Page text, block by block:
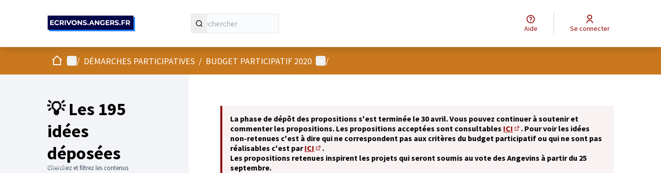
Aide Se connecter
AccueilMenu principal
/ DÉMARCHES PARTICIPATIVES / BUDGET PARTICIPATIF 2020 Menu utilisateur
/
💡 Les 195
idées
déposées
Cherchez et filtrez les contenus
La phase de dépôt des propositions s'est terminée le 30 avril. Vous pouvez continuer à soutenir et
commenter les propositions. Les propositions acceptées sont consultables ICI
(S'ouvre dans un nouvel onglet)
. Pour voir les idées
non-retenues c'est à dire qui ne correspondent pas aux critères du budget participatif ou qui ne sont pas
réalisables c'est parICI
(S'ouvre dans un nouvel onglet)
.
Les propositions retenues inspirent les projets qui seront soumis au vote des Angevins à partir du 25
septembre.